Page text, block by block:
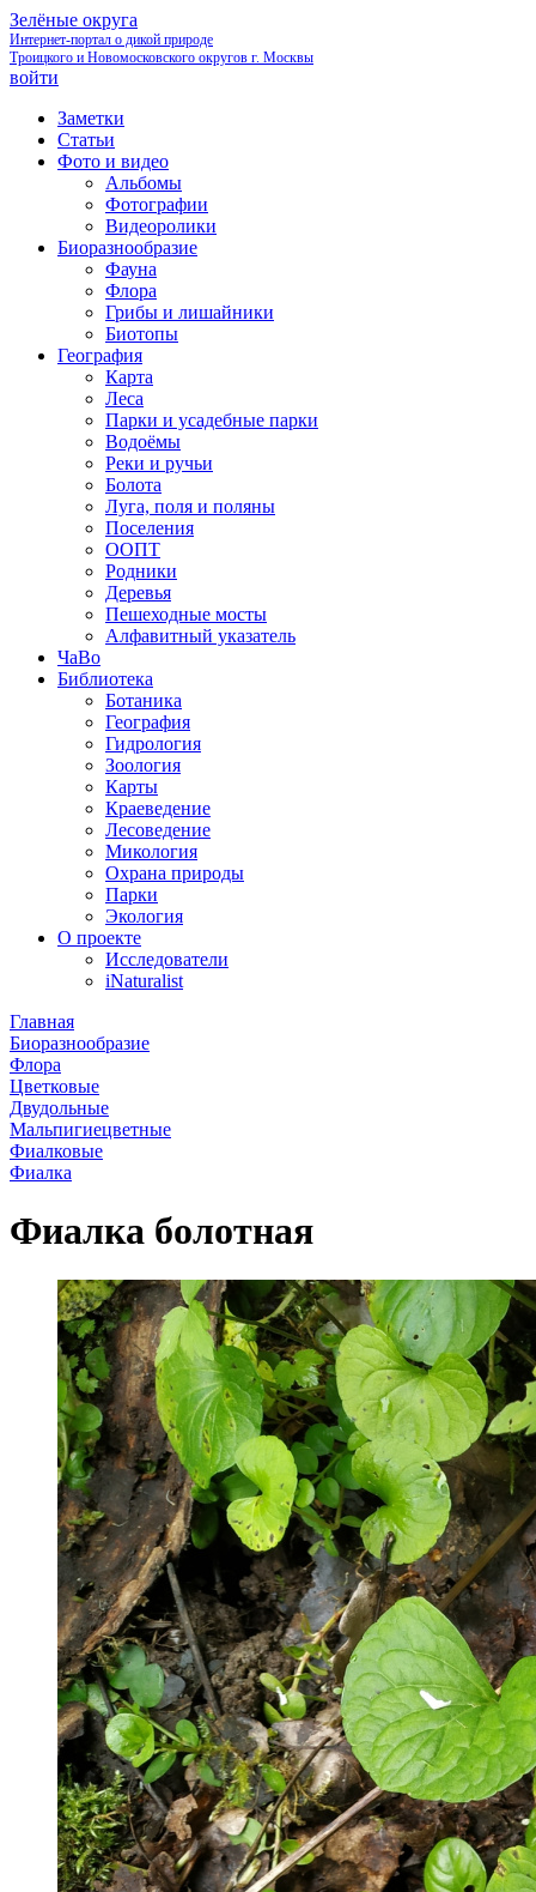
Зелёные округа
Интернет-портал о дикой природе
Троицкого и Новомосковского округов г. Москвы
войти
Заметки
Статьи
Фото и видео
Альбомы
Фотографии
Видеоролики
Биоразнообразие
Фауна
Флора
Грибы и лишайники
Биотопы
География
Карта
Леса
Парки и усадебные парки
Водоёмы
Реки и ручьи
Болота
Луга, поля и поляны
Поселения
ООПТ
Родники
Деревья
Пешеходные мосты
Алфавитный указатель
ЧаВо
Библиотека
Ботаника
География
Гидрология
Зоология
Карты
Краеведение
Лесоведение
Микология
Охрана природы
Парки
Экология
О проекте
Исследователи
iNaturalist
Главная
Биоразнообразие
Флора
Цветковые
Двудольные
Мальпигиецветные
Фиалковые
Фиалка
Фиалка болотная